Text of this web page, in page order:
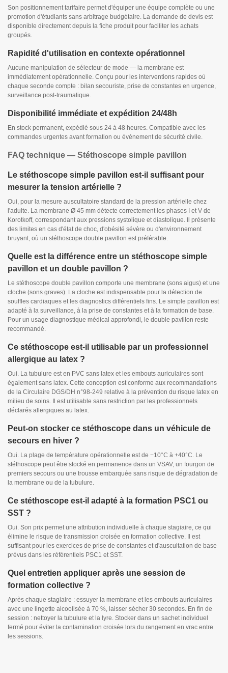
Son positionnement tarifaire permet d'équiper une équipe complète ou une
promotion d'étudiants sans arbitrage budgétaire. La demande de devis est
disponible directement depuis la fiche produit pour faciliter les achats
groupés.
Rapidité d'utilisation en contexte opérationnel
Aucune manipulation de sélecteur de mode — la membrane est
immédiatement opérationnelle. Conçu pour les interventions rapides où
chaque seconde compte : bilan secouriste, prise de constantes en urgence,
surveillance post-traumatique.
Disponibilité immédiate et expédition 24/48h
En stock permanent, expédié sous 24 à 48 heures. Compatible avec les
commandes urgentes avant formation ou événement de sécurité civile.
FAQ technique — Stéthoscope simple pavillon
Le stéthoscope simple pavillon est-il suffisant pour
mesurer la tension artérielle ?
Oui, pour la mesure auscultatoire standard de la pression artérielle chez
l'adulte. La membrane Ø 45 mm détecte correctement les phases I et V de
Korotkoff, correspondant aux pressions systolique et diastolique. Il présente
des limites en cas d'état de choc, d'obésité sévère ou d'environnement
bruyant, où un stéthoscope double pavillon est préférable.
Quelle est la différence entre un stéthoscope simple
pavillon et un double pavillon ?
Le stéthoscope double pavillon comporte une membrane (sons aigus) et une
cloche (sons graves). La cloche est indispensable pour la détection de
souffles cardiaques et les diagnostics différentiels fins. Le simple pavillon est
adapté à la surveillance, à la prise de constantes et à la formation de base.
Pour un usage diagnostique médical approfondi, le double pavillon reste
recommandé.
Ce stéthoscope est-il utilisable par un professionnel
allergique au latex ?
Oui. La tubulure est en PVC sans latex et les embouts auriculaires sont
également sans latex. Cette conception est conforme aux recommandations
de la Circulaire DGS/DH n°98-249 relative à la prévention du risque latex en
milieu de soins. Il est utilisable sans restriction par les professionnels
déclarés allergiques au latex.
Peut-on stocker ce stéthoscope dans un véhicule de
secours en hiver ?
Oui. La plage de température opérationnelle est de −10°C à +40°C. Le
stéthoscope peut être stocké en permanence dans un VSAV, un fourgon de
premiers secours ou une trousse embarquée sans risque de dégradation de
la membrane ou de la tubulure.
Ce stéthoscope est-il adapté à la formation PSC1 ou
SST ?
Oui. Son prix permet une attribution individuelle à chaque stagiaire, ce qui
élimine le risque de transmission croisée en formation collective. Il est
suffisant pour les exercices de prise de constantes et d'auscultation de base
prévus dans les référentiels PSC1 et SST.
Quel entretien appliquer après une session de
formation collective ?
Après chaque stagiaire : essuyer la membrane et les embouts auriculaires
avec une lingette alcoolisée à 70 %, laisser sécher 30 secondes. En fin de
session : nettoyer la tubulure et la lyre. Stocker dans un sachet individuel
fermé pour éviter la contamination croisée lors du rangement en vrac entre
les sessions.